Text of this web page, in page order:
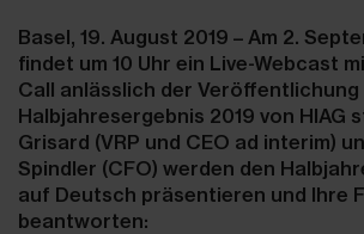
Basel, 19. August 2019 – Am 2.
findet um 10 Uhr ein Live-Webcast
Call anlässlich der Veröffentlichung
Halbjahresergebnis 2019 von HIAG
Grisard (VRP und CEO ad interim)
Spindler (CFO) werden den
auf Deutsch präsentieren und Ihre
beantworten: